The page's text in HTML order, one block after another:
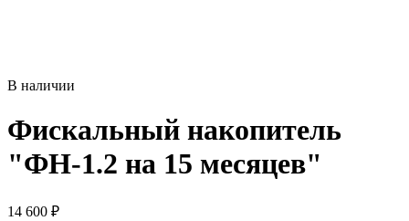
В наличии
Фискальный накопитель
"ФН-1.2 на 15 месяцев"
14 600 ₽